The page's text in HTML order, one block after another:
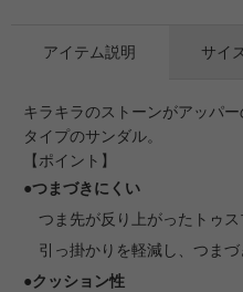
アイテム説明
キラキラのストーンがアッパ
タイプのサンダル。
【ポイント】
●つまづきにくい
つま先が反り上がったトゥ
引っ掛かりを軽減し、つまづ
●クッション性
サイ